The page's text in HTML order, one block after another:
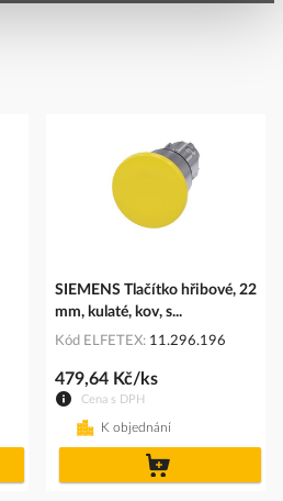
SIEMENS Tlačítko hřibové, 22
mm, kulaté, kov, s...
Kód ELFETEX 11.296.196
Cena s DPH
479,64 Kč/ks
K objednání